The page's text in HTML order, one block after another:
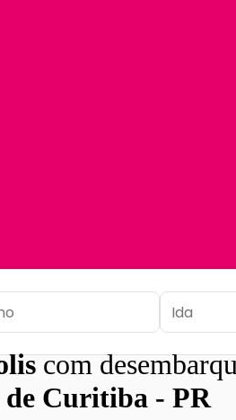
com
Curitiba - PR